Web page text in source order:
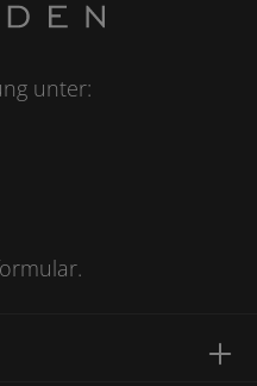
Zeichen ein*
unter:
.